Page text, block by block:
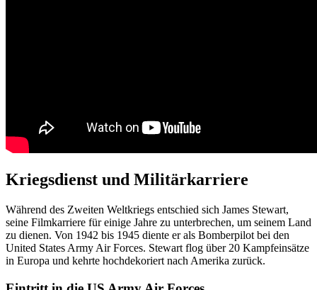
Kriegsdienst und Militärkarriere
Während des Zweiten Weltkriegs entschied sich James Stewart,
seine Filmkarriere für einige Jahre zu unterbrechen, um seinem Land
zu dienen. Von 1942 bis 1945 diente er als Bomberpilot bei den
United States Army Air Forces. Stewart flog über 20 Kampfeinsätze
in Europa und kehrte hochdekoriert nach Amerika zurück.